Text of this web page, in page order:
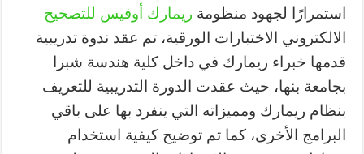
استمرارًا لجهود منظومة ريمارك أوفيس للتصحيح
الالكتروني الاختبارات الورقية، تم عقد ندوة تدريبية
قدمها خبراء ريمارك في داخل كلية هندسة شبرا
بجامعة بنها، حيث عقدت الدورة التدريبية للتعريف
بنظام ريمارك ومميزاته التي ينفرد بها على باقي
البرامج الأخرى، كما تم توضيح كيفية استخدام